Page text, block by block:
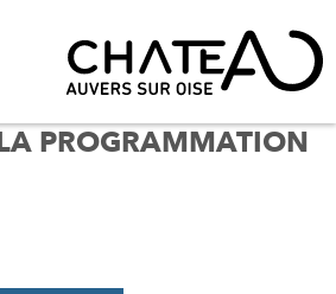
PROGRAMMATION